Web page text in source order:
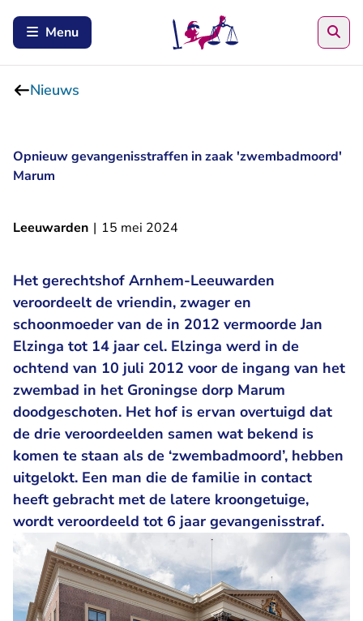
Menu
Nieuws
Opnieuw gevangenisstraffen in zaak 'zwembadmoord'
Marum
Leeuwarden | 15 mei 2024
Het gerechtshof Arnhem-Leeuwarden
veroordeelt de vriendin, zwager en
schoonmoeder van de in 2012 vermoorde Jan
Elzinga tot 14 jaar cel. Elzinga werd in de
ochtend van 10 juli 2012 voor de ingang van het
zwembad in het Groningse dorp Marum
doodgeschoten. Het hof is ervan overtuigd dat
de drie veroordeelden samen wat bekend is
komen te staan als de ‘zwembadmoord’, hebben
uitgelokt. Een man die de familie in contact
heeft gebracht met de latere kroongetuige,
wordt veroordeeld tot 6 jaar gevangenisstraf.